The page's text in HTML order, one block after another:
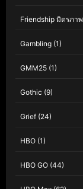
Friendship มิตรภาพ
Gambling (1)
GMM25 (1)
Gothic (9)
Grief (24)
HBO (1)
HBO GO (44)